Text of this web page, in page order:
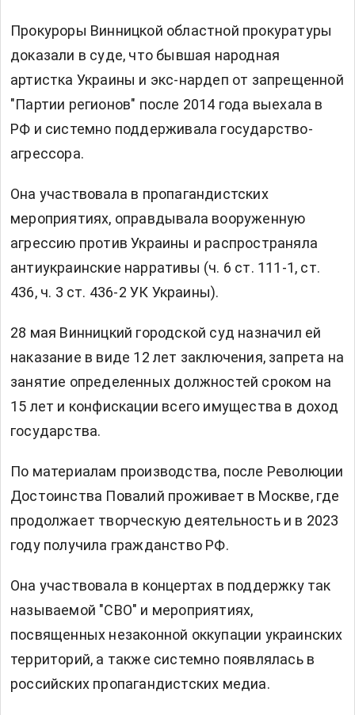
Прокуроры Винницкой областной прокуратуры
доказали в суде, что бывшая народная
артистка Украины и экс-нардеп от запрещенной
"Партии регионов" после 2014 года выехала в
РФ и системно поддерживала государство-
агрессора.
Она участвовала в пропагандистских
мероприятиях, оправдывала вооруженную
агрессию против Украины и распространяла
антиукраинские нарративы (ч. 6 ст. 111-1, ст.
436, ч. 3 ст. 436-2 УК Украины).
28 мая Винницкий городской суд назначил ей
наказание в виде 12 лет заключения, запрета на
занятие определенных должностей сроком на
15 лет и конфискации всего имущества в доход
государства.
По материалам производства, после Революции
Достоинства Повалий проживает в Москве, где
продолжает творческую деятельность и в 2023
году получила гражданство РФ.
Она участвовала в концертах в поддержку так
называемой "СВО" и мероприятиях,
посвященных незаконной оккупации украинских
территорий, а также системно появлялась в
российских пропагандистских медиа.